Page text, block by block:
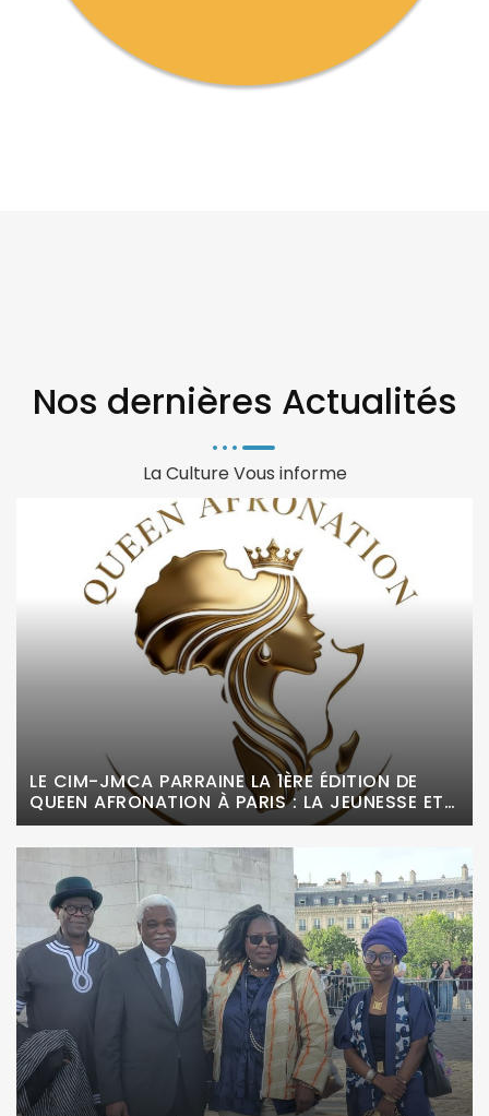
Nos dernières Actualités
La Culture Vous informe
LE CIM-JMCA PARRAINE LA 1ÈRE ÉDITION DE
QUEEN AFRONATION À PARIS : LA JEUNESSE ET
LA CULTURE À L’HONNEUR !